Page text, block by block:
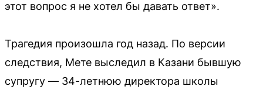
этот вопрос я не хотел бы давать ответ».
Трагедия произошла год назад. По версии
следствия, Мете выследил в Казани бывшую
супругу — 34-летнюю директора школы